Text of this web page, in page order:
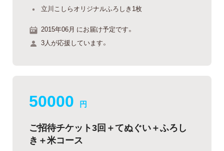
立川こしらオリジナルふろしき1枚
2015年06月 にお届け予定です。
3人が応援しています。
50000 円
ご招待チケット3回＋てぬぐい＋ふろし
き＋米コース